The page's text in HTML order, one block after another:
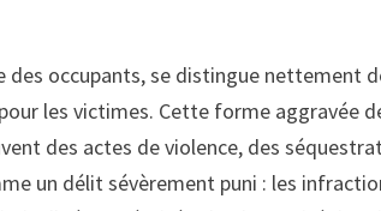
des occupants, se distingue nettement
les victimes. Cette forme aggravée
des actes de violence, des
un délit sévèrement puni : les